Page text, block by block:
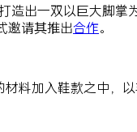
出一双以巨大脚掌
邀请其推出合作。
料加入鞋款之中，